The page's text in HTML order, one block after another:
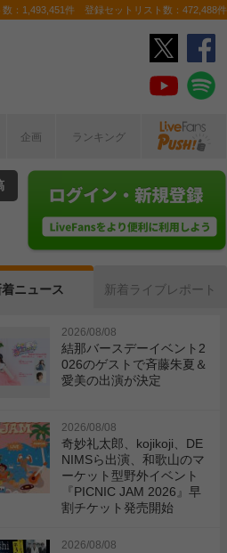
：1,493,451件 登録セットリスト数：472,488件
企画 ランキング
ニュース 新着ライブレポート
2026/08/08
結那バースデーイベント2
026のゲストで斉藤朱夏＆
愛美の出演が決定
2026/08/08
奇妙礼太郎、kojikoji、DE
NIMSら出演、和歌山のマ
ーケット型野外イベント
『PICNIC JAM 2026』早
割チケット発売開始
2026/08/08